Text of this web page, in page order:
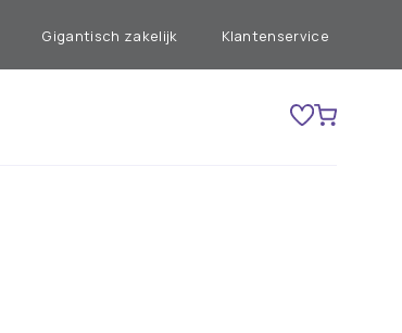
Gigantisch zakelijk Klantenservice